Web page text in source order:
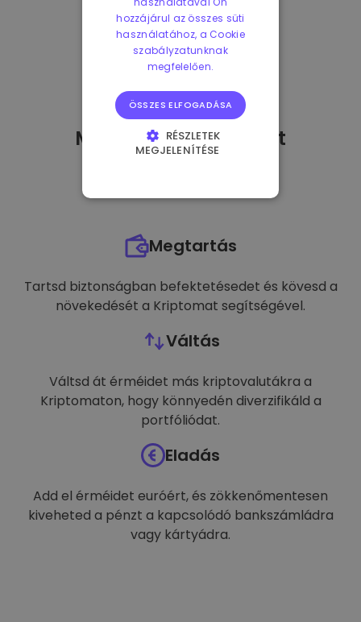
Mit tehetekmiután
-t
Megtartás
Tartsd biztonságban befektetésedet és kövesd a
növekedését a Kriptomat segítségével.
Váltás
Váltsd át érméidet más kriptovalutákra a
Kriptomaton, hogy könnyedén diverzifikáld a
portfóliódat.
Eladás
Add el érméidet euróért, és zökkenőmentesen
kiveheted a pénzt a kapcsolódó bankszámládra
vagy kártyádra.
hozzájárul az összes süti
használatához, a Cookie
szabályzatunknak
megfelelően.
ÖSSZES ELFOGADÁSA
RÉSZLETEK
MEGJELENÍTÉSE
CÉLZÁS
FUNKCIONALITÁS